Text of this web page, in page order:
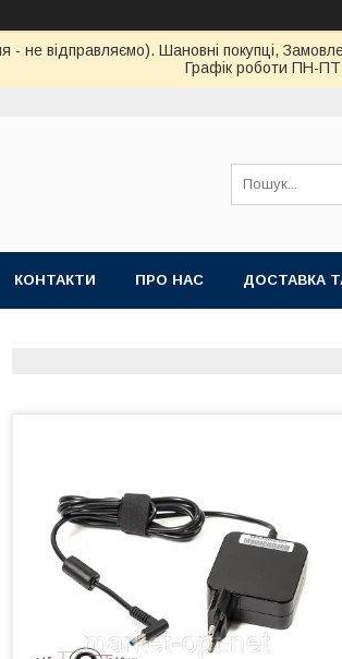
відправляємо). Шановні покупці,
Графік роботи ПН-
КОНТАКТИ ПРО НАС ДОСТАВКА